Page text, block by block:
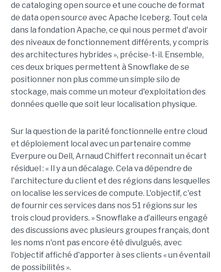
de cataloging open source et une couche de format
de data open source avec Apache Iceberg. Tout cela
dans la fondation Apache, ce qui nous permet d'avoir
des niveaux de fonctionnement différents, y compris
des architectures hybrides », précise-t-il. Ensemble,
ces deux briques permettent à Snowflake de se
positionner non plus comme un simple silo de
stockage, mais comme un moteur d'exploitation des
données quelle que soit leur localisation physique.
Sur la question de la parité fonctionnelle entre cloud
et déploiement local avec un partenaire comme
Everpure ou Dell, Arnaud Chiffert reconnaît un écart
résiduel : « Il y a un décalage. Cela va dépendre de
l'architecture du client et des régions dans lesquelles
on localise les services de compute. L'objectif, c'est
de fournir ces services dans nos 51 régions sur les
trois cloud providers. » Snowflake a d’ailleurs engagé
des discussions avec plusieurs groupes français, dont
les noms n'ont pas encore été divulgués, avec
l'objectif affiché d'apporter à ses clients « un éventail
de possibilités ».